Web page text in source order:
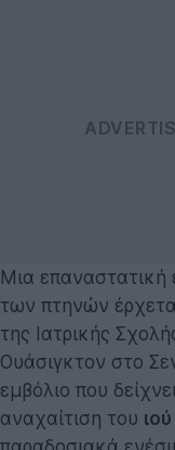
Μια επαναστατική
των πτηνών
της Ιατρικής
Ουάσιγκτον στο
εμβόλιο που
αναχαίτιση του